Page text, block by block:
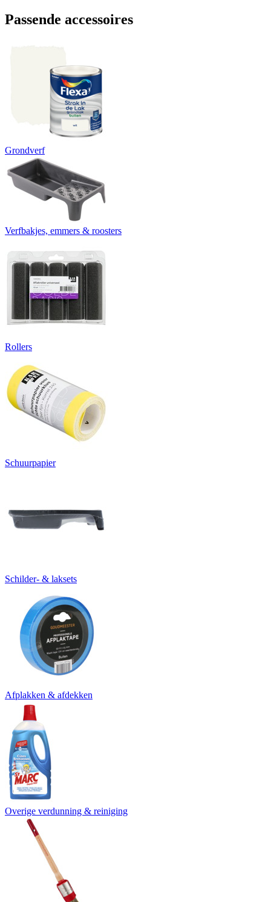
Passende accessoires
Grondverf
Verfbakjes, emmers & roosters
Rollers
Schuurpapier
Schilder- & laksets
Afplakken & afdekken
Overige verdunning & reiniging